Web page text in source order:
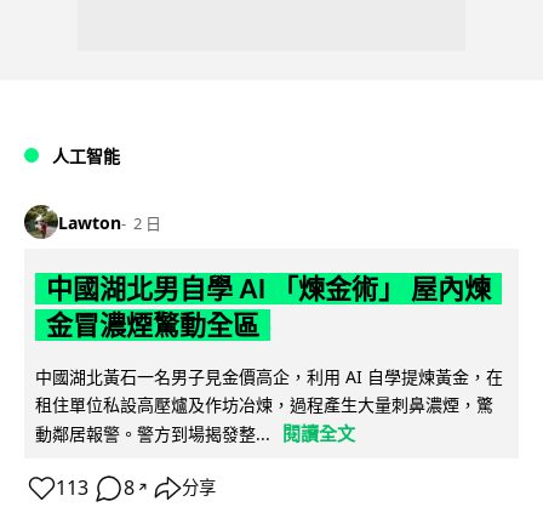
人工智能
Lawton 2 日
中國湖北男自學 AI 「煉金術」 屋內煉
金冒濃煙驚動全區
中國湖北黃石一名男子見金價高企，利用 AI 自學提煉黃金，在
租住單位私設高壓爐及作坊冶煉，過程產生大量刺鼻濃煙，驚
動鄰居報警。警方到場揭發整...
閱讀全文
113 8 ↗ 分享